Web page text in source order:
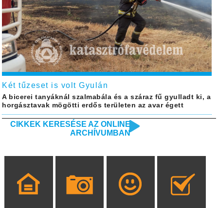
Két tűzeset is volt Gyulán
A bicerei tanyáknál szalmabála és a száraz fű gyulladt ki, a
horgásztavak mögötti erdős területen az avar égett
CIKKEK KERESÉSE AZ ONLINE
ARCHÍVUMBAN